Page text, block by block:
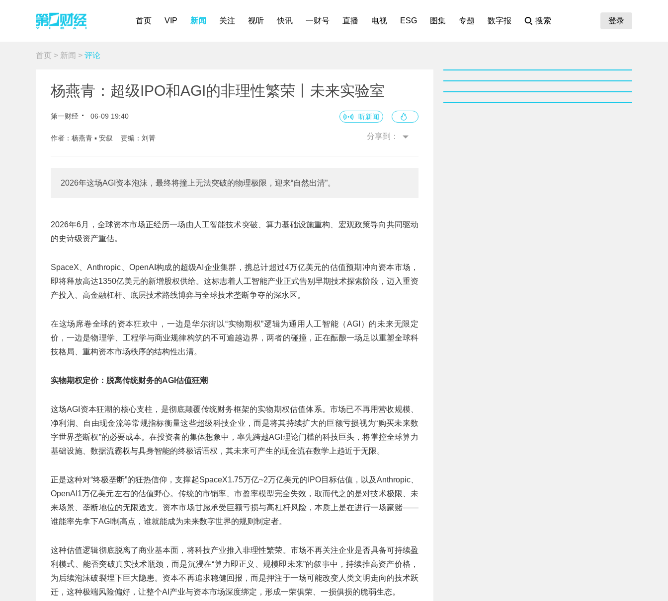
首页 VIP 新闻 关注 视听 快讯 一财号 直播 电视 ESG 图集 专题 数字报 搜索 登录
首页 > 新闻 > 评论
杨燕青：超级IPO和AGI的非理性繁荣丨未来实验室
第一财经 06-09 19:40 听新闻
作者：杨燕青 ▪ 安叙 责编：刘菁 分享到：
2026年这场AGI资本泡沫，最终将撞上无法突破的物理极限，迎来“自然出清”。
2026年6月，全球资本市场正经历一场由人工智能技术突破、算力基础设施重构、宏观政策导向共同驱动
的史诗级资产重估。
SpaceX、Anthropic、OpenAI构成的超级AI企业集群，携总计超过4万亿美元的估值预期冲向资本市场，
即将释放高达1350亿美元的新增股权供给。这标志着人工智能产业正式告别早期技术探索阶段，迈入重资
产投入、高金融杠杆、底层技术路线博弈与全球技术垄断争夺的深水区。
在这场席卷全球的资本狂欢中，一边是华尔街以“实物期权”逻辑为通用人工智能（AGI）的未来无限定
价，一边是物理学、工程学与商业规律构筑的不可逾越边界，两者的碰撞，正在酝酿一场足以重塑全球科
技格局、重构资本市场秩序的结构性出清。
实物期权定价：脱离传统财务的AGI估值狂潮
这场AGI资本狂潮的核心支柱，是彻底颠覆传统财务框架的实物期权估值体系。市场已不再用营收规模、
净利润、自由现金流等常规指标衡量这些超级科技企业，而是将其持续扩大的巨额亏损视为“购买未来数
字世界垄断权”的必要成本。在投资者的集体想象中，率先跨越AGI理论门槛的科技巨头，将掌控全球算力
基础设施、数据流霸权与具身智能的终极话语权，其未来可产生的现金流在数学上趋近于无限。
正是这种对“终极垄断”的狂热信仰，支撑起SpaceX1.75万亿~2万亿美元的IPO目标估值，以及Anthropic、
OpenAI1万亿美元左右的估值野心。传统的市销率、市盈率模型完全失效，取而代之的是对技术极限、未
来场景、垄断地位的无限透支。资本市场甘愿承受巨额亏损与高杠杆风险，本质上是在进行一场豪赌——
谁能率先拿下AGI制高点，谁就能成为未来数字世界的规则制定者。
这种估值逻辑彻底脱离了商业基本面，将科技产业推入非理性繁荣。市场不再关注企业是否具备可持续盈
利模式、能否突破真实技术瓶颈，而是沉浸在“算力即正义、规模即未来”的叙事中，持续推高资产价格，
为后续泡沫破裂埋下巨大隐患。资本不再追求稳健回报，而是押注于一场可能改变人类文明走向的技术跃
迁，这种极端风险偏好，让整个AI产业与资本市场深度绑定，形成一荣俱荣、一损俱损的脆弱生态。